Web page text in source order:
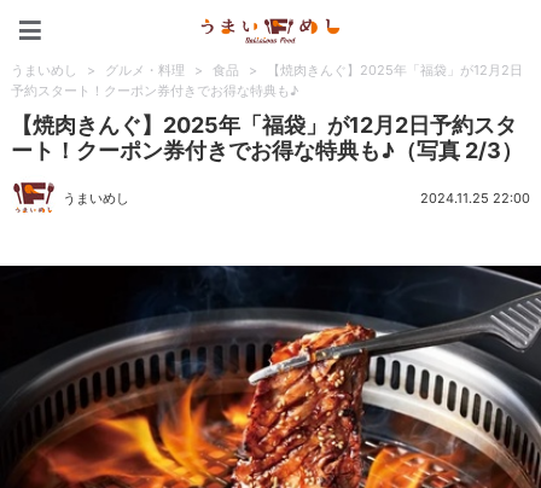
うまいめし > グルメ・料理 > 食品 >
【焼肉きんぐ】2025年「福袋」が12月2日
予約スタート！クーポン券付きでお得な特典も♪
【焼肉きんぐ】2025年「福袋」が12月2日予約スタ
ート！クーポン券付きでお得な特典も♪（写真 2/3）
うまいめし 2024.11.25 22:00